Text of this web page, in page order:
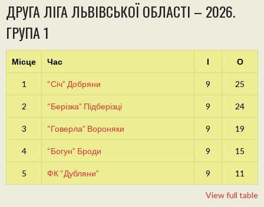
ДРУГА ЛІГА ЛЬВІВСЬКОЇ ОБЛАСТІ – 2026.
ГРУПА 1
Місце Час І О
1 “Січ” Добряни 9 25
2 “Берізка” Підберізці 9 24
3 “Говерла” Вороняки 9 19
4 “Богун” Броди 9 15
5 ФК “Дубляни” 9 11
View full table